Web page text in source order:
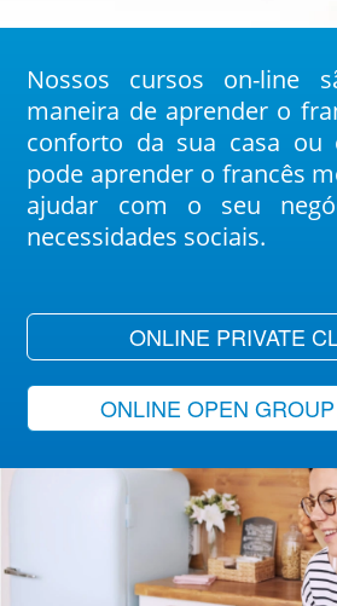
Nossos cursos on-line
maneira de aprender o
conforto da sua casa ou
pode aprender o francês
ajudar com o seu
necessidades sociais.
ONLINE PRIVATE
ONLINE OPEN